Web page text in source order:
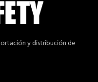
y distribución de